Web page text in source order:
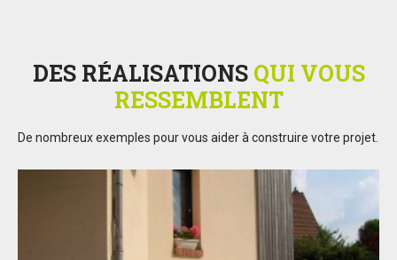
DES RÉALISATIONS QUI VOUS
RESSEMBLENT
De nombreux exemples pour vous aider à construire votre projet.